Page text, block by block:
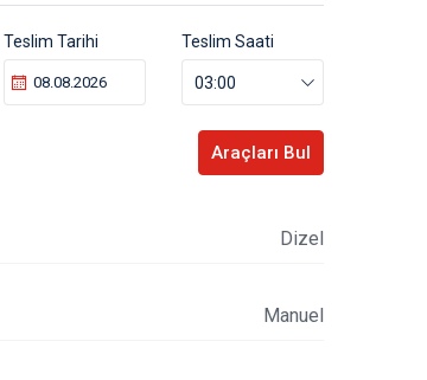
Teslim Tarihi Teslim Saati
03:00
Araçları Bul
Dizel
Manuel